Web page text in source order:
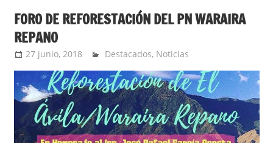
FORO DE REFORESTACIÓN DEL PN WARAIRA
REPANO
27 junio, 2018 admin
Destacados, Noticias